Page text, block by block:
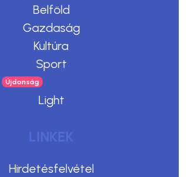
Belföld
Gazdaság
Kultúra
Sport
Light
LINKEK
Hirdetésfelvétel